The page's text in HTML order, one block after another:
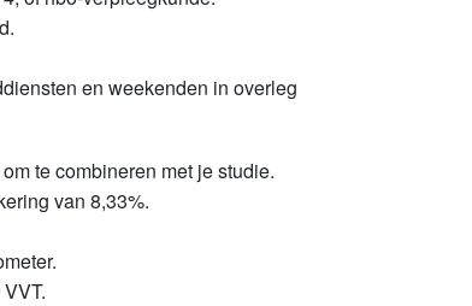
en weekenden in overleg
te combineren met je studie.
van 8,33%.